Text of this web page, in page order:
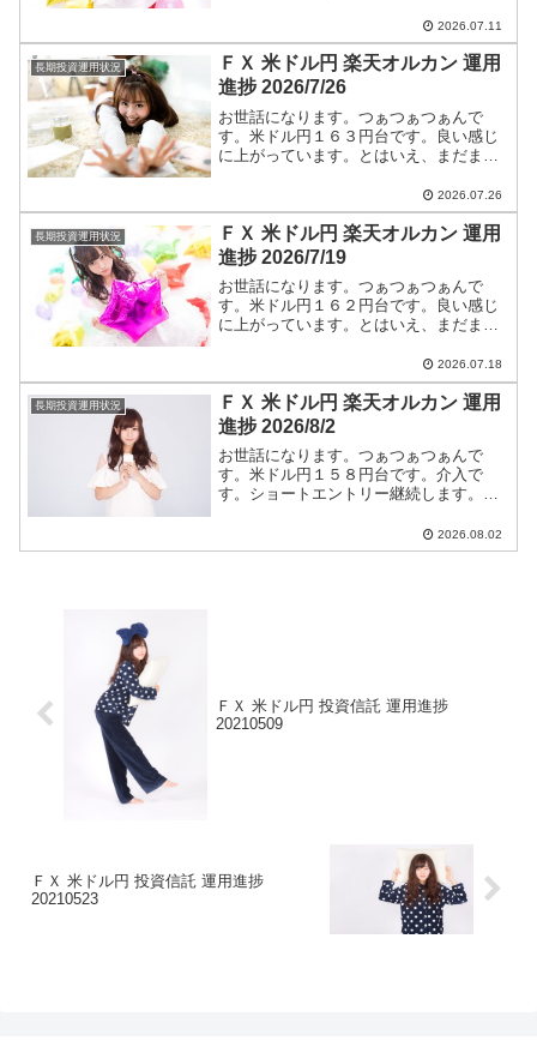
す。米ドル円ショートエントリー手法と
今後のつぁつぁつぁん戦略は【米ドル
円】に全て書いています。
2026.07.11
長期投資運用状況
ＦＸ 米ドル円 楽天オルカン 運用
進捗 2026/7/26
お世話になります。つぁつぁつぁんで
す。米ドル円１６３円台です。良い感じ
に上がっています。とはいえ、まだまだ
す。米ドル円ショートエントリー手法と
今後のつぁつぁつぁん戦略は【米ドル
円】に全て書いています。
2026.07.26
長期投資運用状況
ＦＸ 米ドル円 楽天オルカン 運用
進捗 2026/7/19
お世話になります。つぁつぁつぁんで
す。米ドル円１６２円台です。良い感じ
に上がっています。とはいえ、まだまだ
す。米ドル円ショートエントリー手法と
今後のつぁつぁつぁん戦略は【米ドル
円】に全て書いています。
2026.07.18
長期投資運用状況
ＦＸ 米ドル円 楽天オルカン 運用
進捗 2026/8/2
お世話になります。つぁつぁつぁんで
す。米ドル円１５８円台です。介入で
す。ショートエントリー継続します。米
つぁつぁつぁん戦略は【米ドル円】に全
て書いています。
2026.08.02
ＦＸ 米ドル円 投資信託 運用進捗
20210509
ＦＸ 米ドル円 投資信託 運用進捗
20210523